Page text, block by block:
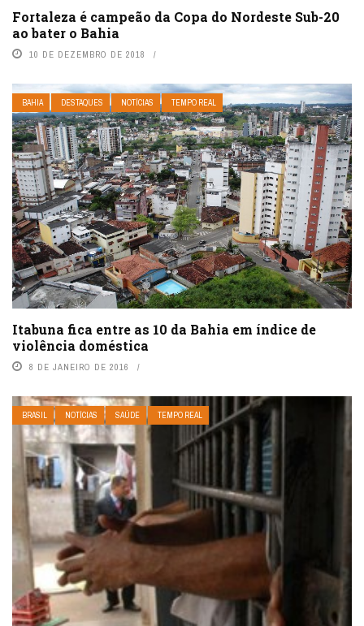
Fortaleza é campeão da Copa do Nordeste Sub-20
ao bater o Bahia
10 DE DEZEMBRO DE 2018
BAHIA DESTAQUES NOTÍCIAS TEMPO REAL
Itabuna fica entre as 10 da Bahia em índice de
violência doméstica
8 DE JANEIRO DE 2016
BRASIL NOTÍCIAS SAÚDE TEMPO REAL